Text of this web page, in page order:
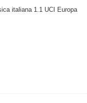
italiana 1.1 UCI Europa